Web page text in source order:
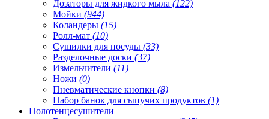
Дозаторы для жидкого мыла (122)
Мойки (944)
Коландеры (15)
Ролл-мат (10)
Сушилки для посуды (33)
Разделочные доски (37)
Измельчители (11)
Ножи (0)
Пневматические кнопки (8)
Набор банок для сыпучих продуктов (1)
Полотенцесушители